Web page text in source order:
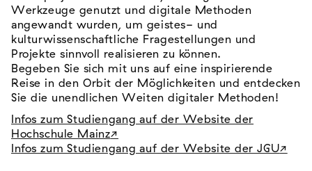
Werkzeuge genutzt und digitale Methoden
angewandt wurden, um geistes- und
kulturwissenschaftliche Fragestellungen und
Projekte sinnvoll realisieren zu können.
Begeben Sie sich mit uns auf eine inspirierende
Reise in den Orbit der Möglichkeiten und entdecken
Sie die unendlichen Weiten digitaler Methoden!
Infos zum Studiengang auf der Website der
Hochschule Mainz
Infos zum Studiengang auf der Website der JGU